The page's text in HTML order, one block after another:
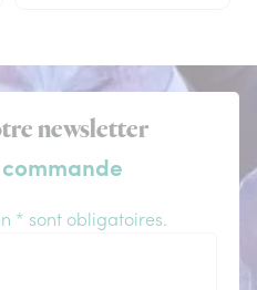
newsletter
* sont obligatoires.